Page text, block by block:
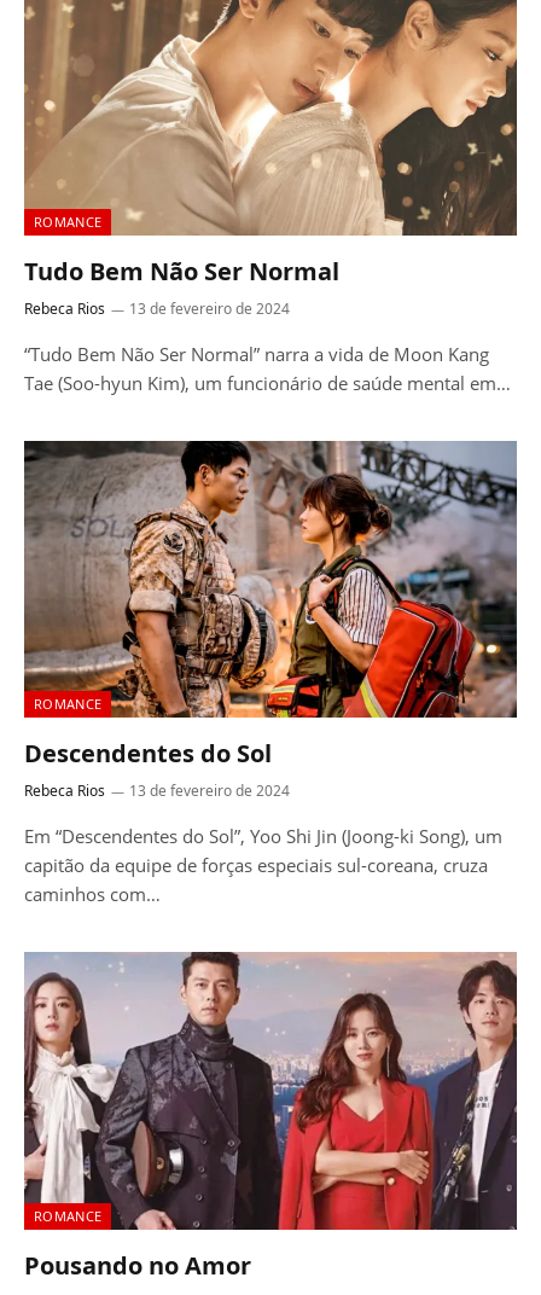
ROMANCE
Tudo Bem Não Ser Normal
Rebeca Rios 13 de fevereiro de 2024
“Tudo Bem Não Ser Normal” narra a vida de Moon Kang
Tae (Soo-hyun Kim), um funcionário de saúde mental em…
ROMANCE
Descendentes do Sol
Rebeca Rios 13 de fevereiro de 2024
Em “Descendentes do Sol”, Yoo Shi Jin (Joong-ki Song), um
capitão da equipe de forças especiais sul-coreana, cruza
caminhos com…
ROMANCE
Pousando no Amor